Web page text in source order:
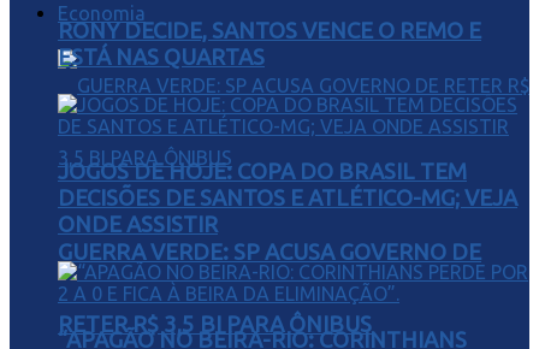
Economia
GUERRA VERDE: SP ACUSA GOVERNO DE
RETER R$ 3,5 BI PARA ÔNIBUS
RONY DECIDE, SANTOS VENCE O REMO E
ESTÁ NAS QUARTAS
JOGOS DE HOJE: COPA DO BRASIL TEM
DECISÕES DE SANTOS E ATLÉTICO-MG; VEJA
ONDE ASSISTIR
“APAGÃO NO BEIRA-RIO: CORINTHIANS